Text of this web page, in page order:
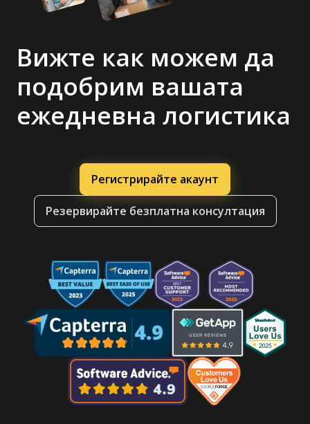
Вижте как можем да
подобрим вашата
ежедневна логистика
Регистрирайте акаунт
Резервирайте безплатна консултация